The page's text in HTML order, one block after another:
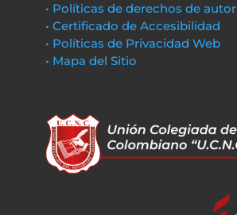
• Políticas de derechos de autor
• Certificado de Accesibilidad
• Políticas de Privacidad Web
• Mapa del Sitio